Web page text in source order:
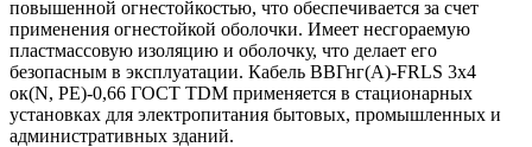
повышенной огнестойкостью, что обеспечивается за счет
применения огнестойкой оболочки. Имеет несгораемую
пластмассовую изоляцию и оболочку, что делает его
безопасным в эксплуатации. Кабель ВВГнг(А)-FRLS 3х4
ок(N, PE)-0,66 ГОСТ TDM применяется в стационарных
установках для электропитания бытовых, промышленных и
административных зданий.